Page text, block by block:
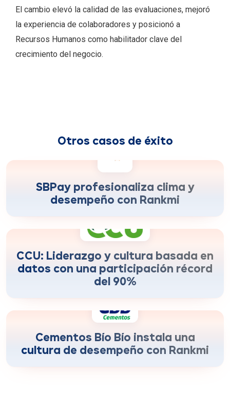
El cambio elevó la calidad de las evaluaciones, mejoró
la experiencia de colaboradores y posicionó a
Recursos Humanos como habilitador clave del
crecimiento del negocio.
Otros casos de éxito
+150%decisiones con datos
SBPay profesionaliza clima y
desempeño con Rankmi
+90%liderazgo.
CCU: Liderazgo y cultura basada en
datos con una participación récord
del 90%
+190%evaluación
Cementos Bío Bío instala una
cultura de desempeño con Rankmi